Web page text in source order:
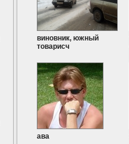
виновник, южный
товарисч
ава